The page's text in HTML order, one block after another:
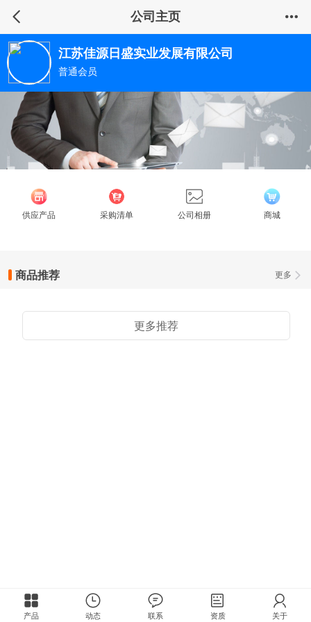
公司主页
江苏佳源日盛实业发展有限公司
普通会员
供应产品 采购清单 公司相册 商城
更多
商品推荐
更多推荐
产品 动态 联系 资质 关于